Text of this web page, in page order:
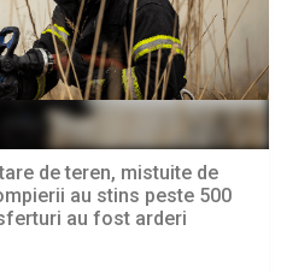
de teren, mistuite de
au stins peste 500
au fost arderi